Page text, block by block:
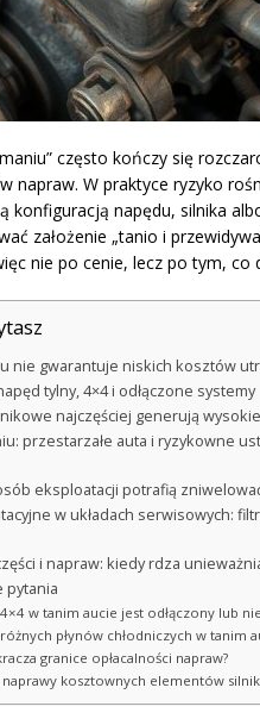
często kończy się
napraw. W praktyce ryzyko
konfiguracją napędu, silnika
założenie „tanio i
nie po cenie, lecz po tym, co
nie gwarantuje niskich kosztów
tylny, 4×4 i odłączone systemy
najczęściej generują
przestarzałe auta i ryzykowne
eksploatacji potrafią
w układach serwisowych:
i napraw: kiedy rdza
pytania
w tanim aucie jest odłączony lub
płynów chłodniczych w tanim
granice opłacalności napraw?
kosztownych elementów